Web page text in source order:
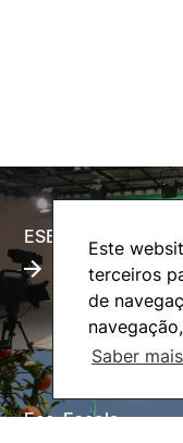
Este
terceiros
de
Saber mais
ESECTV
Eco-Escola